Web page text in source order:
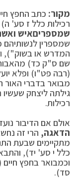
מקור: כתב החפץ
רכילות כלל ז סע' ה)
שמספריםאיש
שמספרין לנשותיהם
המדרש או בשוק"),
שם ס"ק כד) מהאבות
(רבה פט"ו) ופלא
מבואר בדברי
גילתה ליצחק
רכילות.
אולם אם הדיבור
הדאגה, הרי זה
מתקיימים שבעת
כלל י סע' יד),
וכמבואר בחפץ
סד).